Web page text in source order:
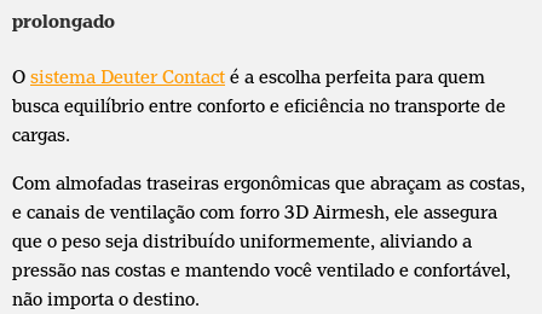
prolongado
O sistema Deuter Contact é a escolha perfeita para quem
busca equilíbrio entre conforto e eficiência no transporte de
cargas.
Com almofadas traseiras ergonômicas que abraçam as costas,
e canais de ventilação com forro 3D Airmesh, ele assegura
que o peso seja distribuído uniformemente, aliviando a
pressão nas costas e mantendo você ventilado e confortável,
não importa o destino.